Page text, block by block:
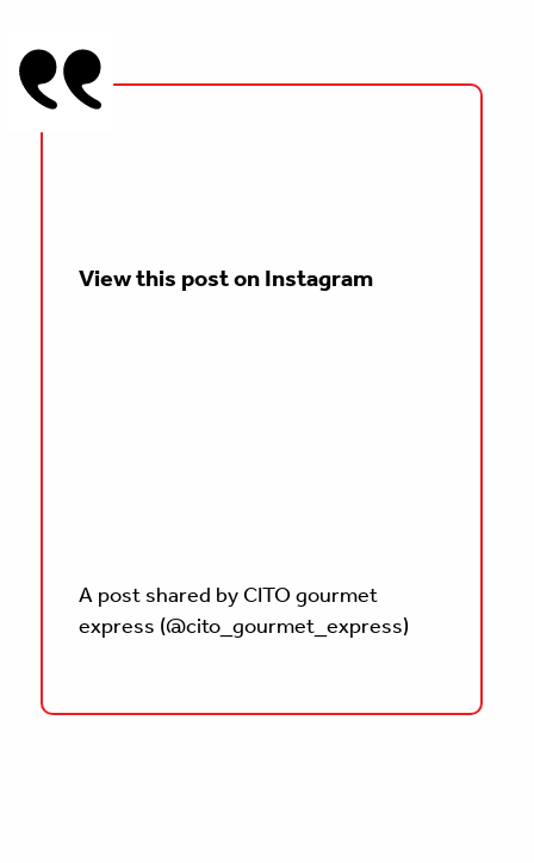
View this post on Instagram
A post shared by CITO gourmet
express (@cito_gourmet_express)